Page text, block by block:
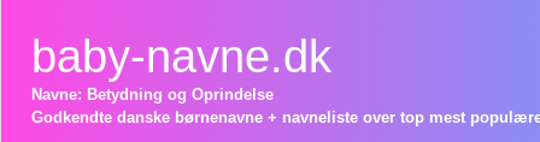
baby-navne.dk
Navne: Betydning og Oprindelse
Godkendte danske børnenavne + navneliste over top mest